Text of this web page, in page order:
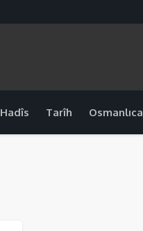
Hadîs Tarîh Osmanlıca